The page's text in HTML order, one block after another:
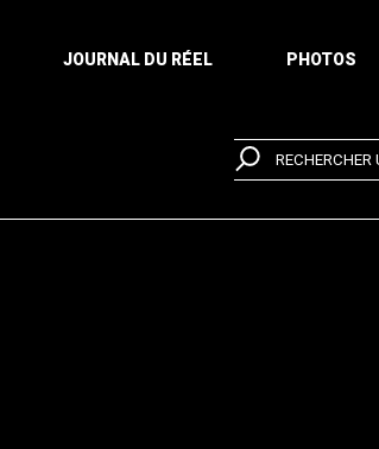
JOURNAL DU RÉEL PHOTOS
RECHERCHER